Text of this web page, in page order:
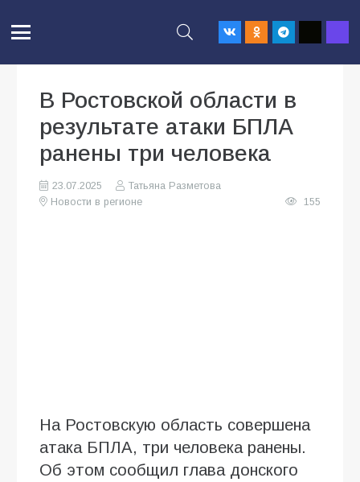
В Ростовской области в
результате атаки БПЛА
ранены три человека
23.07.2025
Татьяна Разметова
Новости в регионе
155
На Ростовскую область совершена
атака БПЛА, три человека ранены.
Об этом сообщил глава донского